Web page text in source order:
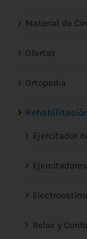
Material de
Ofertas
Ortopedia
Ejercitador
Relax y